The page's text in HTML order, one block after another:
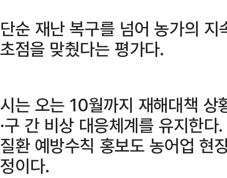
단순 재난 복구를 넘어 농가의
초점을 맞췄다는 평가다.
시는 오는 10월까지 재해대책 상
·구 간 비상 대응체계를 유지한
질환 예방수칙 홍보도 농어업 현
정이다.